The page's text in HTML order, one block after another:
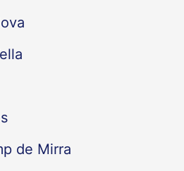
de Mirra